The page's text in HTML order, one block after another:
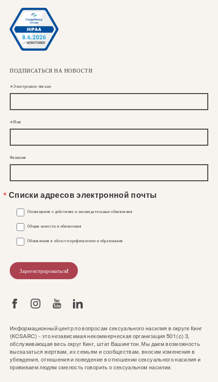
Информационный центр по вопросам сексуального насилия в округе Кинг
(KCSARC) - это независимая некоммерческая организация 501 (c) 3,
обслуживающая весь округ Кинг, штат Вашингтон. Мы даем возможность
высказаться жертвам, их семьям и сообществам, вносим изменения в
убеждения, отношения и поведение в отношении сексуального насилия и
прививаем людям смелость говорить о сексуальном насилии.
ПОДПИСАТЬСЯ НА НОВОСТИ
Электронное письмо
Имя
Фамилия
Списки адресов электронной почты
Оповещения о действиях и законодательные обновления
Общие новости и обновления
Обновления в области профилактики и образования
Зарегистрироваться!